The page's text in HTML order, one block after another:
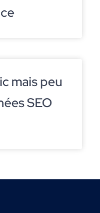
mais peu
SEO